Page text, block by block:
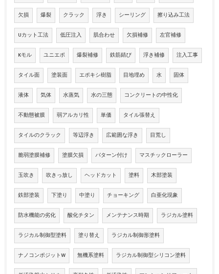
欠損 爆裂 クラック 浮き シーリング 擦り込み工法
Uカット工法 低圧注入 肌合わせ 欠損補修 左官補修
Kモル ユニエポ 爆裂補修 鉄筋錆び 浮き補修 注入工事
タイル面 塗装面 エポキシ樹脂 目地埋め 水 固体
液体 気体 水蒸気 水の三態 コンクリートの中性化
不動態被膜 弱アルカリ性 単価 タイル張替え
タイルのクラック 等辺浮き 広範囲な浮き 目荒し
脆弱塗膜補修 塗膜欠損 パターン付け マスチックローラー
玉吹き 吹きっ放し ヘッドカット 塗料 木部塗装
鉄部塗装 下塗り 中塗り チョーキング 白亜化現象
防水機能の劣化 酸化チタン メンテナンス時期 ラジカル塗料
ラジカル制御型塗料 塗り替え ラジカル制御形塗料
ナノコンポジットW 無機系塗料 ラジカル制御型シリコン塗料